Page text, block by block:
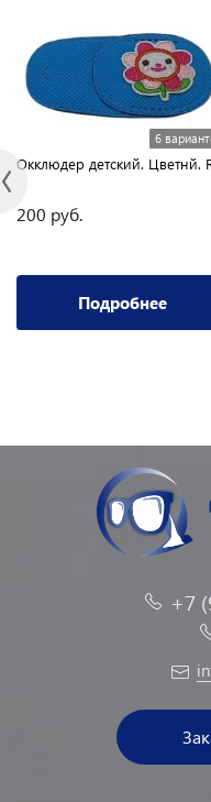
6
Окклюдер детский. Цветнй.
200 руб.
Подробнее
+7